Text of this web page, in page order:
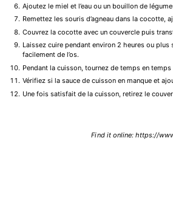
Ajoutez le miel et l’eau ou un bouillon de
Remettez les souris d’agneau dans la cocotte,
Couvrez la cocotte avec un couvercle puis
Laissez cuire pendant environ 2 heures ou plus
facilement de l’os.
Pendant la cuisson, tournez de temps en
Vérifiez si la sauce de cuisson en manque et
Une fois satisfait de la cuisson, retirez le
Find it online: https://